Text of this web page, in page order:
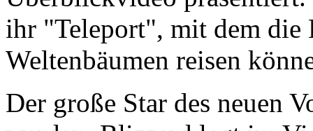
ihr "Teleport", mit dem die
Weltenbäumen reisen
Der große Star des neuen